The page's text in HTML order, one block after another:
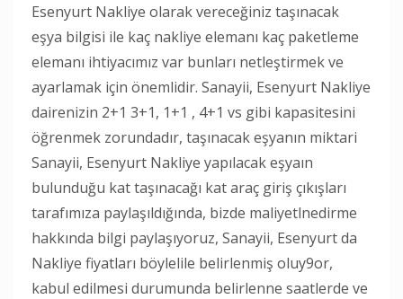
Esenyurt Nakliye olarak vereceğiniz taşınacak
eşya bilgisi ile kaç nakliye elemanı kaç paketleme
elemanı ihtiyacımız var bunları netleştirmek ve
ayarlamak için önemlidir. Sanayii, Esenyurt Nakliye
dairenizin 2+1 3+1, 1+1 , 4+1 vs gibi kapasitesini
öğrenmek zorundadır, taşınacak eşyanın miktari
Sanayii, Esenyurt Nakliye yapılacak eşyaın
bulunduğu kat taşınacağı kat araç giriş çıkışları
tarafımıza paylaşıldığında, bizde maliyetlnedirme
hakkında bilgi paylaşıyoruz, Sanayii, Esenyurt da
Nakliye fiyatları böylelile belirlenmiş oluy9or,
kabul edilmesi durumunda belirlenne saatlerde ve